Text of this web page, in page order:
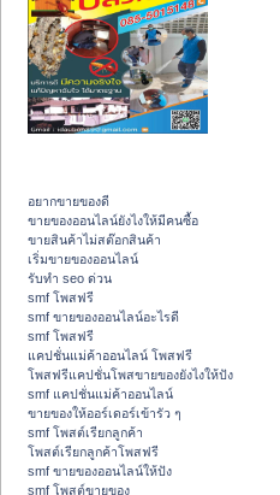
อยากขายของดี
ขายของออนไลน์ยังไงให้มีคนซื้อ
ขายสินค้าไม่สต๊อกสินค้า
เริ่มขายของออนไลน์
รับทำ seo ด่วน
smf โพสฟรี
smf ขายของออนไลน์อะไรดี
smf โพสฟรี
แคปชั่นแม่ค้าออนไลน์ โพสฟรี
โพสฟรีแคปชั่นโพสขายของยังไงให้ปัง
smf แคปชั่นแม่ค้าออนไลน์
ขายของให้ออร์เดอร์เข้ารัว ๆ
smf โพสต์เรียกลูกค้า
โพสต์เรียกลูกค้าโพสฟรี
smf ขายของออนไลน์ให้ปัง
smf โพสต์ขายของ